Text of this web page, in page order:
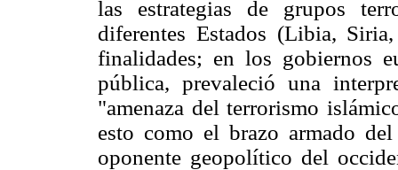
las estrategias de grupos
diferentes Estados (Libia,
finalidades; en los gobiernos
pública, prevaleció una
"amenaza del terrorismo
esto como el brazo armado
oponente geopolítico del